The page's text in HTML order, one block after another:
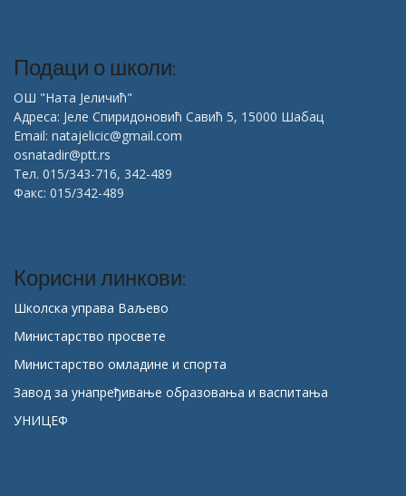
Подаци о школи:
ОШ "Ната Јеличић"
Адреса: Јеле Спиридоновић Савић 5, 15000 Шабац
Email: natajelicic@gmail.com
osnatadir@ptt.rs
Тел. 015/343-716, 342-489
Факс: 015/342-489
Корисни линкови:
Школска управа Ваљево
Министарство просвете
Министарство омладине и спорта
Завод за унапређивање образовања и васпитања
УНИЦЕФ